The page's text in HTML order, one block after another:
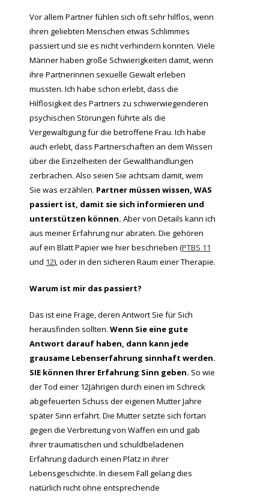
Vor allem Partner fühlen sich oft sehr hilflos, wenn
ihren geliebten Menschen etwas Schlimmes
passiert und sie es nicht verhindern konnten. Viele
Männer haben große Schwierigkeiten damit, wenn
ihre Partnerinnen sexuelle Gewalt erleben
mussten. Ich habe schon erlebt, dass die
Hilflosigkeit des Partners zu schwerwiegenderen
psychischen Störungen führte als die
Vergewaltigung für die betroffene Frau. Ich habe
auch erlebt, dass Partnerschaften an dem Wissen
über die Einzelheiten der Gewalthandlungen
zerbrachen. Also seien Sie achtsam damit, wem
Sie was erzählen. Partner müssen wissen, WAS
passiert ist, damit sie sich informieren und
unterstützen können. Aber von Details kann ich
aus meiner Erfahrung nur abraten. Die gehören
auf ein Blatt Papier wie hier beschrieben (PTBS 11
und 12), oder in den sicheren Raum einer Therapie.
Warum ist mir das passiert?
Das ist eine Frage, deren Antwort Sie für Sich
herausfinden sollten. Wenn Sie eine gute
Antwort darauf haben, dann kann jede
grausame Lebenserfahrung sinnhaft werden.
SIE können Ihrer Erfahrung Sinn geben. So wie
der Tod einer 12Jährigen durch einen im Schreck
abgefeuerten Schuss der eigenen Mutter Jahre
später Sinn erfährt. Die Mutter setzte sich fortan
gegen die Verbreitung von Waffen ein und gab
ihrer traumatischen und schuldbeladenen
Erfahrung dadurch einen Platz in ihrer
Lebensgeschichte. In diesem Fall gelang dies
natürlich nicht ohne entsprechende